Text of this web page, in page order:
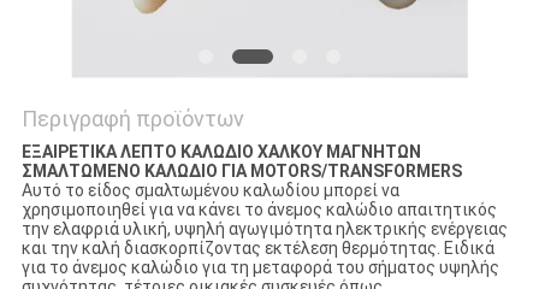
Περιγραφή προϊόντων
ΕΞΑΙΡΕΤΙΚΑ ΛΕΠΤΟ ΚΑΛΩΔΙΟ ΧΑΛΚΟΥ ΜΑΓΝΗΤΩΝ
ΣΜΑΛΤΩΜΕΝΟ ΚΑΛΩΔΙΟ ΓΙΑ MOTORS/TRANSFORMERS
Αυτό το είδος σμαλτωμένου καλωδίου μπορεί να
χρησιμοποιηθεί για να κάνει το άνεμος καλώδιο απαιτητικός
την ελαφριά υλική, υψηλή αγωγιμότητα ηλεκτρικής ενέργειας
και την καλή διασκορπίζοντας εκτέλεση θερμότητας. Ειδικά
για το άνεμος καλώδιο για τη μεταφορά του σήματος υψηλής